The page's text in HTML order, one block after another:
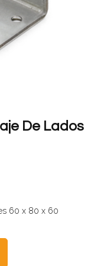
De Lados
60 x 80 x 60